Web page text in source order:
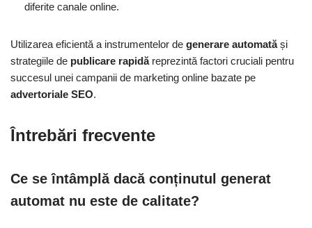
diferite canale online.
Utilizarea eficientă a instrumentelor de generare automatăși
strategiile de publicare rapidăreprezintă factori cruciali pentru
succesul unei campanii de marketing online bazate pe
advertoriale SEO.
Întrebări frecvente
Ce se întâmplă dacă conținutul generat
automat nu este de calitate?